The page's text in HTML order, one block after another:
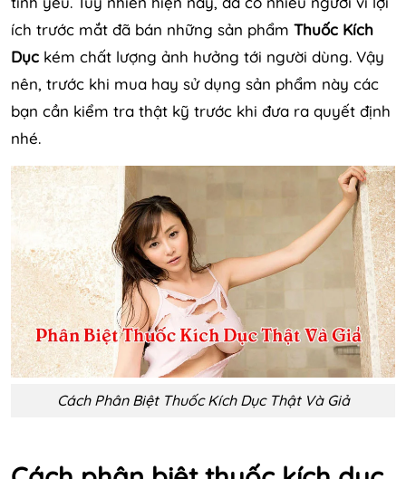
ích trước mắt đã bán những sản phẩm Thuốc Kích
Dục kém chất lượng ảnh hưởng tới người dùng. Vậy
nên, trước khi mua hay sử dụng sản phẩm này các
bạn cần kiểm tra thật kỹ trước khi đưa ra quyết định
nhé.
Cách Phân Biệt Thuốc Kích Dục Thật Và Giả